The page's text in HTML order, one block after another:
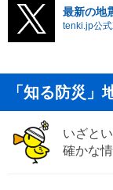
最新の地
tenki.jp公式
「知る防災」
いざと
確かな